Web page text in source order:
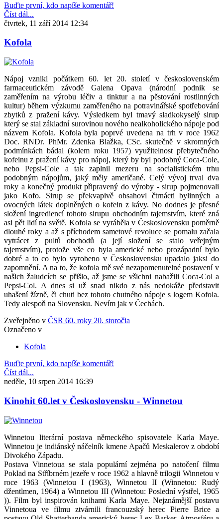
Buďte první, kdo napíše komentář!
Číst dál...
čtvrtek, 11 září 2014 12:34
Kofola
Nápoj vznikl počátkem 60. let 20. století v československém
farmaceutickém závodě Galena Opava (národní podnik se
zaměřením na výrobu léčiv a tinktur a na pěstování rostlinných
kultur) během výzkumu zaměřeného na potravinářské spotřebování
zbytků z pražení kávy. Výsledkem byl tmavý sladkokyselý sirup
který se stal základní surovinou nového nealkoholického nápoje pod
názvem Kofola. Kofola byla poprvé uvedena na trh v roce 1962
Doc. RNDr. PhMr. Zdenka Blažka, CSc. skutečně v skromných
podmínkách bádal (kolem roku 1957) využitelnost přebytečného
kofeinu z pražení kávy pro nápoj, který by byl podobný Coca-Cole,
nebo Pepsi-Cole a tak zaplnil mezeru na socialistickém trhu
podobným nápojům, jaký měly američané. Celý vývoj trval dva
roky a konečný produkt připravený do výroby - sirup pojmenovali
jako Kofo. Sirup se překvapivě obsahovl čtrnácti bylinných a
ovocných látek doplněných o kofein z kávy. No dodnes je přesné
složení ingrediencí tohoto sirupu obchodním tajemstvím, které zná
asi pět lidí na světě. Kofola se vyráběla v Československu poměrně
dlouhé roky a až s příchodem sametové revoluce se pomalu začala
vytrácet z pultů obchodů (a její složení se stalo veřejným
tajemstvím), protože vše co byla americké nebo prozápadní bylo
dobré a to co bylo vyrobeno v Československu upadalo jaksi do
zapomnění. A na to, že kofola mě své nezapomenutelné postavení v
našich žaludcích se přišlo, až jsme se všichni nabažili Coca-Col a
Pepsi-Col. A dnes si už snad nikdo z nás nedokáže představit
uhašení žízně, či chuti bez tohoto chutného nápoje s logem Kofola.
Tedy alespoň na Slovensku. Nevím jak v Čechách.
Zveřejněno v ČSR 60. roky 20. storočia
Označeno v
Kofola
Buďte první, kdo napíše komentář!
Číst dál...
neděle, 10 srpen 2014 16:39
Kinohit 60.let v Československu - Winnetou
Winnetou literární postava německého spisovatele Karla Maye.
Winnetou je indiánský náčelník kmene Apačů Meskalerov z období
Divokého Západu.
Postava Vinnetoua se stala populární zejména po natočení filmu
Poklad na Stříbrném jezeře v roce 1962 a hlavně trilogii Winnetou v
roce 1963 (Winnetou I (1963), Winnetou II (Winnetou: Rudý
džentlmen, 1964) a Winnetou III (Winnetou: Poslední výstřel, 1965
)). Film byl inspirován knihami Karla Maye. Nejznámější postavu
Vinnetoua ve filmu ztvárnili francouzský herec Pierre Brice a